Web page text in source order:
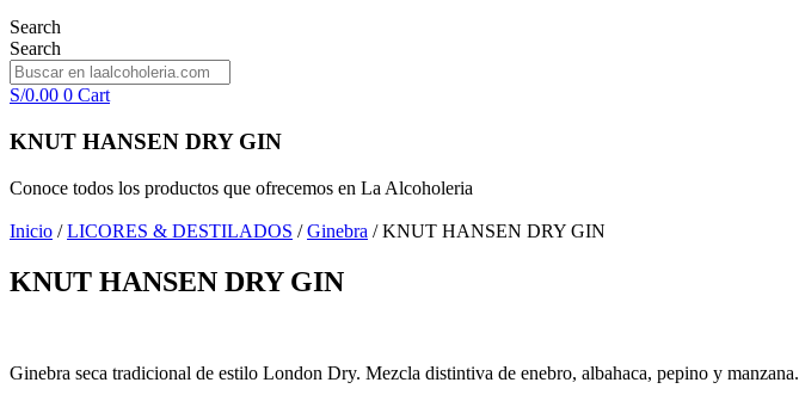
Search
Search
S/0.00 0 Cart
KNUT HANSEN DRY GIN
Conoce todos los productos que ofrecemos en La Alcoholeria
Inicio /LICORES & DESTILADOS /Ginebra / KNUT HANSEN DRY GIN
KNUT HANSEN DRY GIN
Ginebra seca tradicional de estilo London Dry. Mezcla distintiva de enebro, albahaca, pepino y manzana.